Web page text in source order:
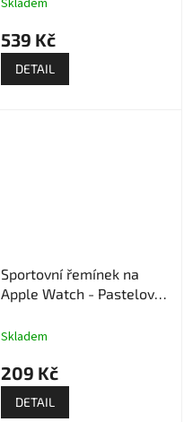
Průměrné
produktu
je
5,0
z
539 Kč
DETAIL
Sportovní řemínek na
Apple Watch - Pastelově
Skladem
209 Kč
DETAIL